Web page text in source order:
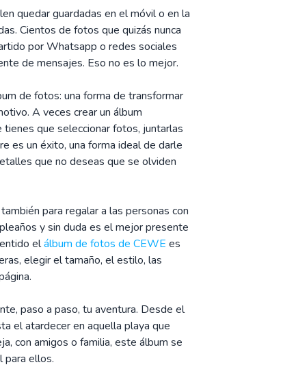
quedar guardadas en el móvil o en la
Cientos de fotos que quizás nunca
por Whatsapp o redes sociales
de mensajes. Eso no es lo mejor.
de fotos: una forma de transformar
A veces crear un álbum
que seleccionar fotos, juntarlas
es un éxito, una forma ideal de darle
que no deseas que se olviden
para regalar a las personas con
y sin duda es el mejor presente
elálbum de fotos de CEWE es
elegir el tamaño, el estilo, las
paso a paso, tu aventura. Desde el
el atardecer en aquella playa que
con amigos o familia, este álbum se
para ellos.